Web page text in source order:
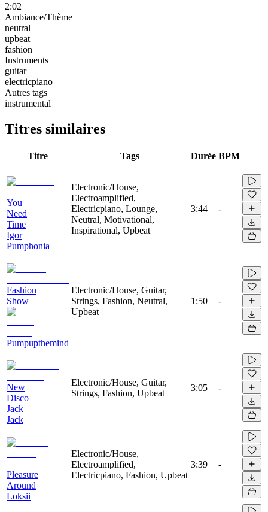
2:02
Ambiance/Thème
neutral
upbeat
fashion
Instruments
guitar
electricpiano
Autres tags
instrumental
Titres similaires
Titre Tags Durée BPM
You
Need
Time
Igor
Pumphonia
Electronic/House,
Electroamplified,
Electricpiano, Lounge,
Neutral, Motivational,
Inspirational, Upbeat
3:44 -
Fashion
Show
Pumpupthemind
Electronic/House, Guitar,
Strings, Fashion, Neutral,
Upbeat
1:50 -
New
Disco
Jack
Jack
Electronic/House, Guitar,
Strings, Fashion, Upbeat
3:05 -
Pleasure
Around
Loksii
Electronic/House,
Electroamplified,
Electricpiano, Fashion, Upbeat
3:39 -